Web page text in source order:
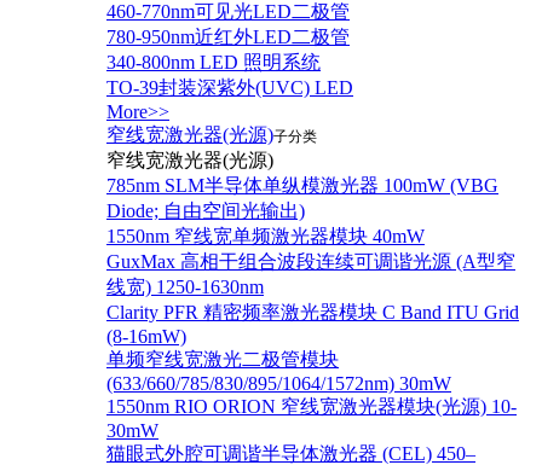
460-770nm可见光LED二极管
780-950nm近红外LED二极管
340-800nm LED 照明系统
TO-39封装深紫外(UVC) LED
More>>
窄线宽激光器(光源)子分类
窄线宽激光器(光源)
785nm SLM半导体单纵模激光器 100mW (VBG
Diode; 自由空间光输出)
1550nm 窄线宽单频激光器模块 40mW
GuxMax 高相干组合波段连续可调谐光源 (A型窄
线宽) 1250-1630nm
Clarity PFR 精密频率激光器模块 C Band ITU Grid
(8-16mW)
单频窄线宽激光二极管模块
(633/660/785/830/895/1064/1572nm) 30mW
1550nm RIO ORION 窄线宽激光器模块(光源) 10-
30mW
猫眼式外腔可调谐半导体激光器 (CEL) 450–